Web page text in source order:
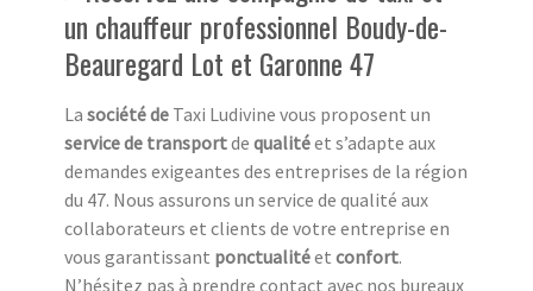
un chauffeur professionnel Boudy-de-
Beauregard Lot et Garonne 47
La société de Taxi Ludivine vous proposent un
service de transportde qualitéet s’adapte aux
demandes exigeantes des entreprises de la région
du 47. Nous assurons un service de qualité aux
collaborateurs et clients de votre entreprise en
vous garantissant ponctualitéet confort.
N’hésitez pas à prendre contact avec nos bureaux